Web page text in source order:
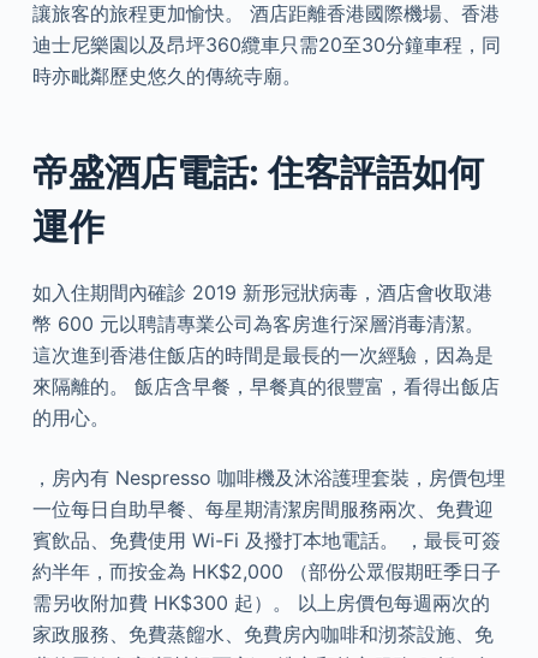
讓旅客的旅程更加愉快。 酒店距離香港國際機場、香港
迪士尼樂園以及昂坪360纜車只需20至30分鐘車程，同
時亦毗鄰歷史悠久的傳統寺廟。
帝盛酒店電話: 住客評語如何
運作
如入住期間內確診 2019 新形冠狀病毒，酒店會收取港
幣 600 元以聘請專業公司為客房進行深層消毒清潔。
這次進到香港住飯店的時間是最長的一次經驗，因為是
來隔離的。 飯店含早餐，早餐真的很豐富，看得出飯店
的用心。
，房內有 Nespresso 咖啡機及沐浴護理套裝，房價包埋
一位每日自助早餐、每星期清潔房間服務兩次、免費迎
賓飲品、免費使用 Wi-Fi 及撥打本地電話。 ，最長可簽
約半年，而按金為 HK$2,000 （部份公眾假期旺季日子
需另收附加費 HK$300 起）。 以上房價包每週兩次的
家政服務、免費蒸餾水、免費房內咖啡和沏茶設施、免